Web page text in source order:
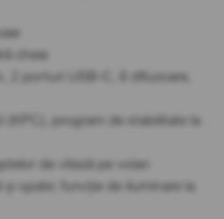
cheie
2 porturi USB-C, 8 difuzoare,
(KPC), program de stabilitate la
de viteză pe volan
și spate; funcție de iluminare la